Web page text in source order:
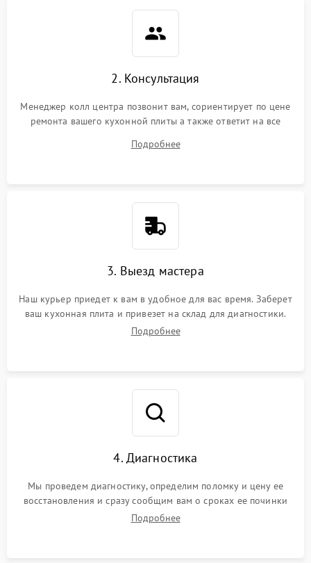
2. Консультация
Менеджер колл центра позвонит вам, сориентирует по цене
ремонта вашего кухонной плиты а также ответит на все
Подробнее
3. Выезд мастера
Наш курьер приедет к вам в удобное для вас время. Заберет
ваш кухонная плита и привезет на склад для диагностики.
Подробнее
4. Диагностика
Мы проведем диагностику, определим поломку и цену ее
восстановления и сразу сообщим вам о сроках ее починки
Подробнее